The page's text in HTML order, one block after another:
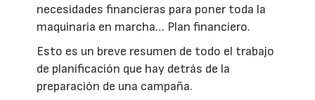
necesidades financieras para poner toda la
maquinaria en marcha… Plan financiero.
Esto es un breve resumen de todo el trabajo
de planificación que hay detrás de la
preparación de una campaña.